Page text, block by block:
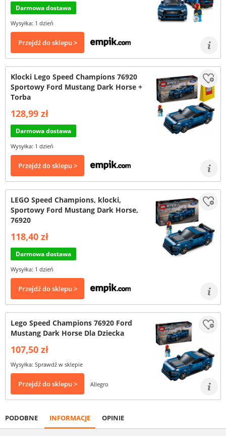
Darmowa dostawa
Wysyłka: 1 dzień
Przejdź do sklepu >
Klocki Lego Speed Champions 76920
Sportowy Ford Mustang Dark Horse +
Torba
128,99 zł
Darmowa dostawa
Wysyłka: 1 dzień
Przejdź do sklepu >
LEGO Speed Champions, klocki,
Sportowy Ford Mustang Dark Horse,
76920
118,40 zł
Darmowa dostawa
Wysyłka: 1 dzień
Przejdź do sklepu >
Lego Speed Champions 76920 Ford
Mustang Dark Horse Dla Dziecka
107,50 zł
Wysyłka: Sprawdź w sklepie
Przejdź do sklepu > Allegro
PODOBNE INFORMACJE OPINIE